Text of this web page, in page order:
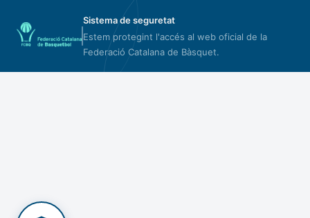
Sistema de seguretat
Estem protegint l'accés al web oficial de la
Federació Catalana de Bàsquet.